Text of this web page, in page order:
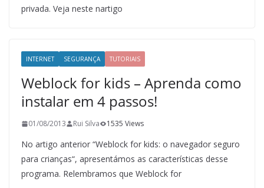
privada. Veja neste nartigo
INTERNET SEGURANÇA TUTORIAIS
Weblock for kids – Aprenda como
instalar em 4 passos!
01/08/2013 Rui Silva 1535 Views
No artigo anterior “Weblock for kids: o navegador seguro
para crianças“, apresentámos as características desse
programa. Relembramos que Weblock for